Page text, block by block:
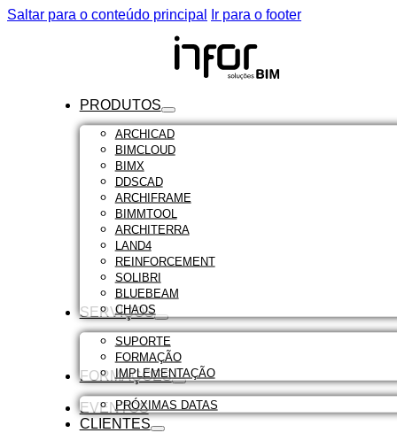
Saltar para o conteúdo principal Ir para o footer
PRODUTOS
ARCHICAD
BIMCLOUD
BIMX
DDSCAD
ARCHIFRAME
BIMMTOOL
ARCHITERRA
LAND4
REINFORCEMENT
SOLIBRI
BLUEBEAM
CHAOS
SERVIÇOS
SUPORTE
FORMAÇÃO
IMPLEMENTAÇÃO
FORMAÇÕES
PRÓXIMAS DATAS
EVENTOS
CLIENTES